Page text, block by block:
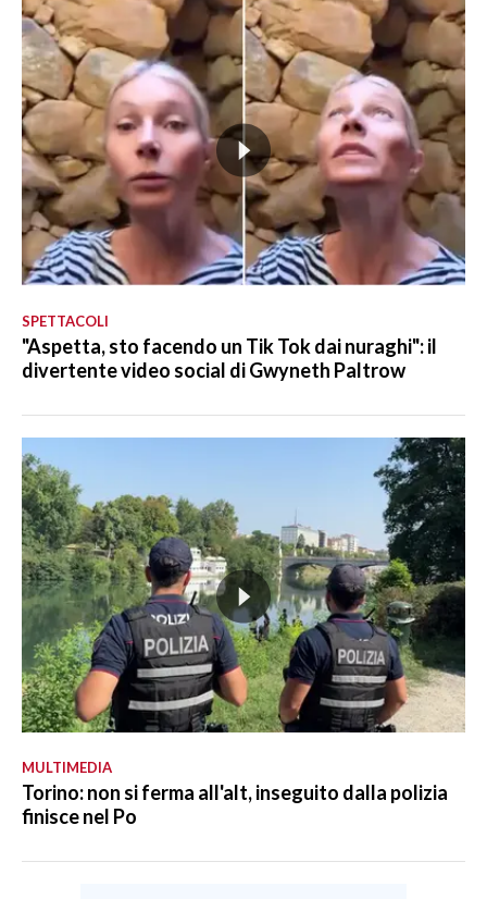
SPETTACOLI
"Aspetta, sto facendo un Tik Tok dai nuraghi": il
divertente video social di Gwyneth Paltrow
MULTIMEDIA
Torino: non si ferma all'alt, inseguito dalla polizia
finisce nel Po